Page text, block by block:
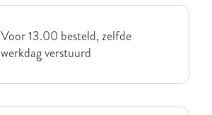
Voor 13.00 besteld, zelfde
werkdag verstuurd